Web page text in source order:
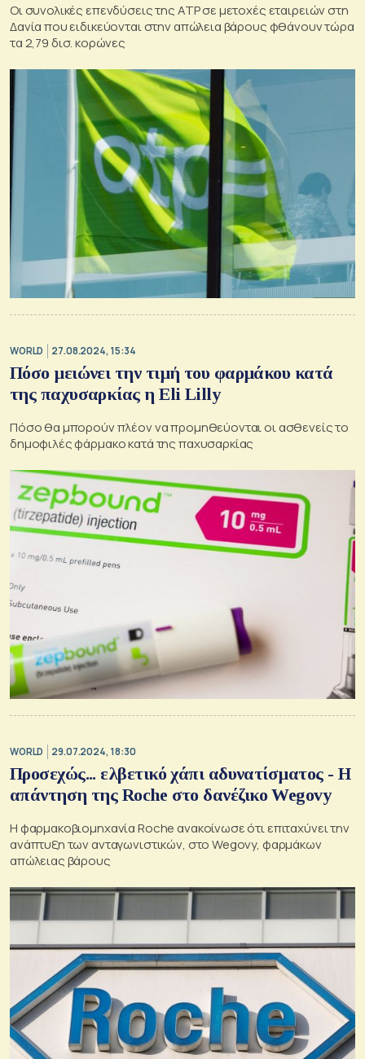
Οι συνολικές επενδύσεις της ATP σε μετοχές εταιρειών στη
Δανία που ειδικεύονται στην απώλεια βάρους φθάνουν τώρα
τα 2,79 δισ. κορώνες
WORLD 27.08.2024, 15:34
Πόσο μειώνει την τιμή του φαρμάκου κατά
της παχυσαρκίας η Eli Lilly
Πόσο θα μπορούν πλέον να προμηθεύονται οι ασθενείς το
δημοφιλές φάρμακο κατά της παχυσαρκίας
WORLD 29.07.2024, 18:30
Προσεχώς... ελβετικό χάπι αδυνατίσματος - Η
απάντηση της Roche στo δανέζικο Wegovy
H φαρμακοβιομηχανία Roche ανακοίνωσε ότι επιταχύνει την
ανάπτυξη των ανταγωνιστικών, στο Wegovy, φαρμάκων
απώλειας βάρους